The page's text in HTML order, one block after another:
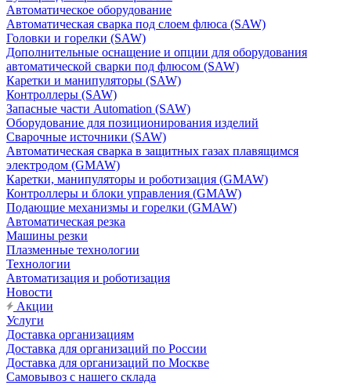
Автоматическое оборудование
Автоматическая сварка под слоем флюса (SAW)
Головки и горелки (SAW)
Дополнительные оснащение и опции для оборудования
автоматической сварки под флюсом (SAW)
Каретки и манипуляторы (SAW)
Контроллеры (SAW)
Запасные части Automation (SAW)
Оборудование для позиционирования изделий
Сварочные источники (SAW)
Автоматическая сварка в защитных газах плавящимся
электродом (GMAW)
Каретки, манипуляторы и роботизация (GMAW)
Контроллеры и блоки управления (GMAW)
Подающие механизмы и горелки (GMAW)
Автоматическая резка
Машины резки
Плазменные технологии
Технологии
Автоматизация и роботизация
Новости
Акции
Услуги
Доставка организациям
Доставка для организаций по России
Доставка для организаций по Москве
Самовывоз с нашего склада